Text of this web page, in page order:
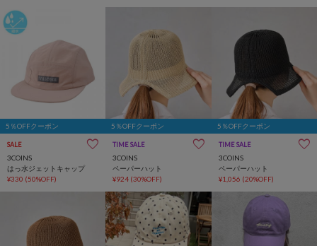
5％OFFクーポン
SALE
3COINS
はっ水ジェットキャップ
¥330 (50%OFF)
5％OFFクーポン
TIME SALE
3COINS
ペーパーハット
¥924 (30%OFF)
5％OFFクーポン
TIME SALE
3COINS
ペーパーハット
¥1,056 (20%OFF)